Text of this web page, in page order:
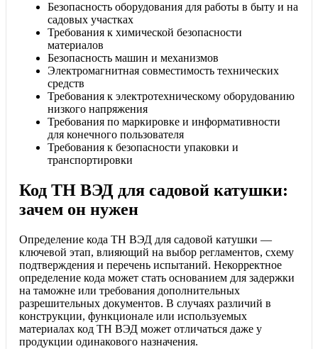
Безопасность оборудования для работы в быту и на
садовых участках
Требования к химической безопасности
материалов
Безопасность машин и механизмов
Электромагнитная совместимость технических
средств
Требования к электротехническому оборудованию
низкого напряжения
Требования по маркировке и информативности
для конечного пользователя
Требования к безопасности упаковки и
транспортировки
Код ТН ВЭД для садовой катушки:
зачем он нужен
Определение кода ТН ВЭД для садовой катушки —
ключевой этап, влияющий на выбор регламентов, схему
подтверждения и перечень испытаний. Некорректное
определение кода может стать основанием для задержки
на таможне или требования дополнительных
разрешительных документов. В случаях различий в
конструкции, функционале или используемых
материалах код ТН ВЭД может отличаться даже у
продукции одинакового назначения.